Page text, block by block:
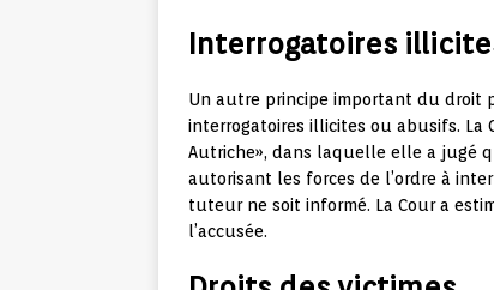
Interrogatoires
Un autre principe important du droit
interrogatoires illicites ou abusifs. La
Autriche», dans laquelle elle a jugé
autorisant les forces de l’ordre à
tuteur ne soit informé. La Cour a
l’accusée.